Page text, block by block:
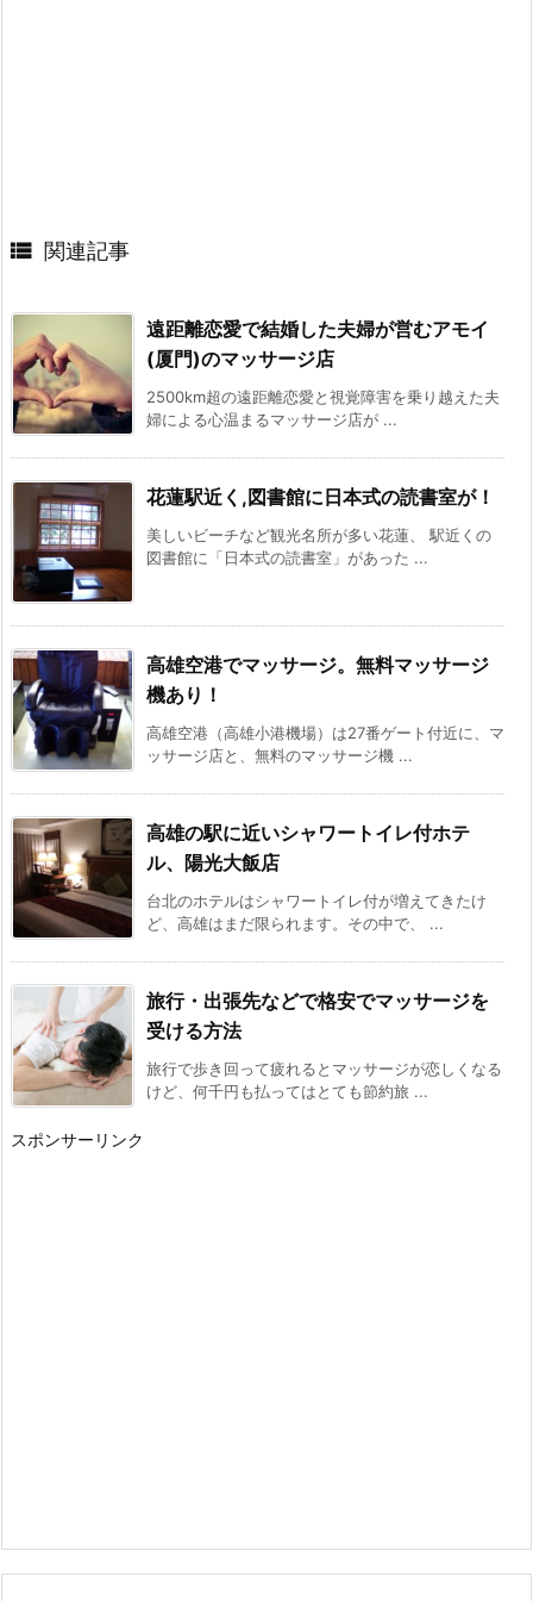
 関連記事
遠距離恋愛で結婚した夫婦が営むアモイ
(厦門)のマッサージ店
2500km超の遠距離恋愛と視覚障害を乗り越えた夫
婦による心温まるマッサージ店が ...
花蓮駅近く,図書館に日本式の読書室が！
美しいビーチなど観光名所が多い花蓮、 駅近くの
図書館に「日本式の読書室」があった ...
高雄空港でマッサージ。無料マッサージ
機あり！
高雄空港（高雄小港機場）は27番ゲート付近に、マ
ッサージ店と、無料のマッサージ機 ...
高雄の駅に近いシャワートイレ付ホテ
ル、陽光大飯店
台北のホテルはシャワートイレ付が増えてきたけ
ど、高雄はまだ限られます。その中で、 ...
旅行・出張先などで格安でマッサージを
受ける方法
旅行で歩き回って疲れるとマッサージが恋しくなる
けど、何千円も払ってはとても節約旅 ...
スポンサーリンク